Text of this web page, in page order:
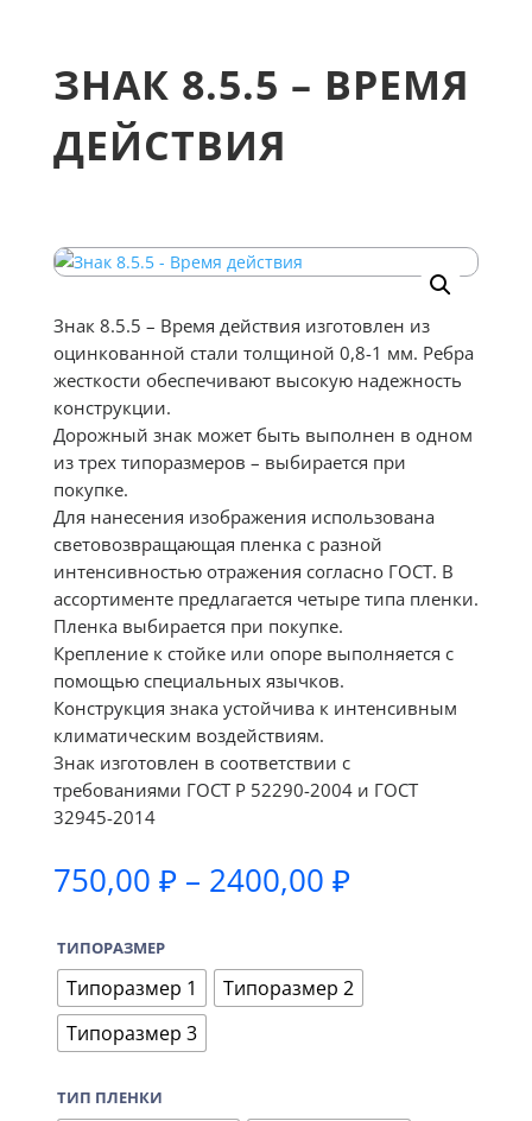
ЗНАК 8.5.5 – ВРЕМЯ
ДЕЙСТВИЯ
Знак 8.5.5 – Время действия изготовлен из
оцинкованной стали толщиной 0,8-1 мм. Ребра
жесткости обеспечивают высокую надежность
конструкции.
Дорожный знак может быть выполнен в одном
из трех типоразмеров – выбирается при
покупке.
Для нанесения изображения использована
световозвращающая пленка с разной
интенсивностью отражения согласно ГОСТ. В
ассортименте предлагается четыре типа пленки.
Пленка выбирается при покупке.
Крепление к стойке или опоре выполняется с
помощью специальных язычков.
Конструкция знака устойчива к интенсивным
климатическим воздействиям.
Знак изготовлен в соответствии с
требованиями ГОСТ Р 52290-2004 и ГОСТ
32945-2014
750,00 ₽ – 2400,00 ₽Диапазон
–
2400,00 ₽
ТИПОРАЗМЕР
Типоразмер 1
Типоразмер 2
Типоразмер 3
ТИП ПЛЕНКИ